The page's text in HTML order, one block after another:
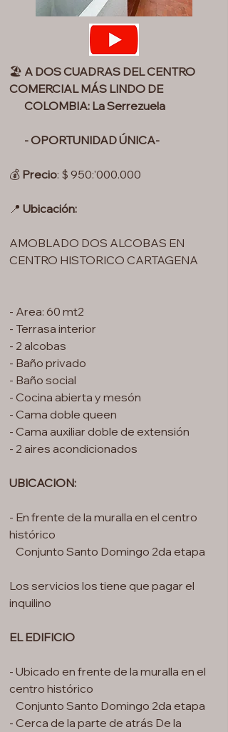
🏖️ A DOS CUADRAS DEL CENTRO
COMERCIAL MÁS LINDO DE
COLOMBIA: La Serrezuela
- OPORTUNIDAD ÚNICA-
💰 Precio: $ 950:'000.000
📍 Ubicación:
AMOBLADO DOS ALCOBAS EN
CENTRO HISTORICO CARTAGENA
- Area: 60 mt2
- Terrasa interior
- 2 alcobas
- Baño privado
- Baño social
- Cocina abierta y mesón
- Cama doble queen
- Cama auxiliar doble de extensión
- 2 aires acondicionados
UBICACION:
- En frente de la muralla en el centro
histórico
Conjunto Santo Domingo 2da etapa
Los servicios los tiene que pagar el
inquilino
EL EDIFICIO
- Ubicado en frente de la muralla en el
centro histórico
Conjunto Santo Domingo 2da etapa
- Cerca de la parte de atrás De la